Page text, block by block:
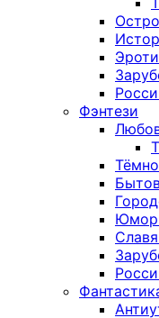
Фэнтези